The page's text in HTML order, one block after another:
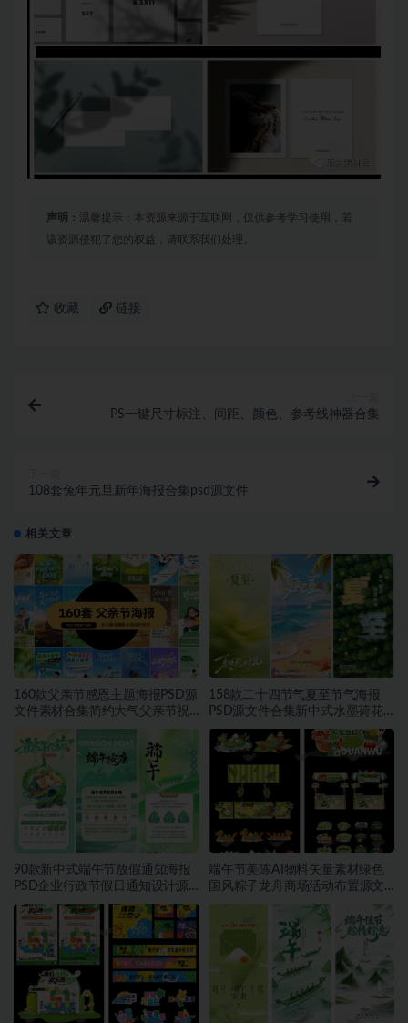
声明： 温馨提示：本资源来源于互联网，仅供参考学习使用，若
该资源侵犯了您的权益，请联系我们处理。
收藏 链接
​PS一键尺寸标注、间距、颜色、参考线神器合集
108套兔年元旦新年海报合集psd源文件
相关文章
160款父亲节感恩主题海报PSD源
文件素材合集简约大气父亲节祝
福宣传设计素材~1559期
158款二十四节气夏至节气海报
PSD源文件合集新中式水墨荷花
二十四节气朋友圈宣传模板素材
~1553期
90款新中式端午节放假通知海报
PSD企业行政节假日通知设计源
文件素材~1552期
端午节美陈AI物料矢量素材绿色
国风粽子龙舟商场活动布置源文
件模板素材~1549期